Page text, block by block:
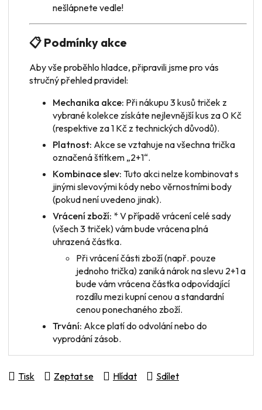
nešlápnete vedle!
📋 Podmínky akce
Aby vše proběhlo hladce, připravili jsme pro vás
stručný přehled pravidel:
Mechanika akce: Při nákupu 3 kusů triček z
vybrané kolekce získáte nejlevnější kus za 0 Kč
(respektive za 1 Kč z technických důvodů).
Platnost: Akce se vztahuje na všechna trička
označená štítkem „2+1“.
Kombinace slev: Tuto akci nelze kombinovat s
jinými slevovými kódy nebo věrnostními body
(pokud není uvedeno jinak).
Vrácení zboží: * V případě vrácenícelé sady
(všech 3 triček) vám bude vrácena plná
uhrazená částka.
Při vráceníčásti zboží(např. pouze
jednoho trička) zaniká nárok na slevu 2+1 a
bude vám vrácena částka odpovídající
rozdílu mezi kupní cenou a standardní
cenou ponechaného zboží.
Trvání: Akce platí do odvolání nebo do
vyprodání zásob.
Tisk Zeptat se Hlídat Sdílet